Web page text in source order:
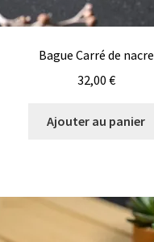
Bague Carré de nacre
32,00 €
Ajouter au panier